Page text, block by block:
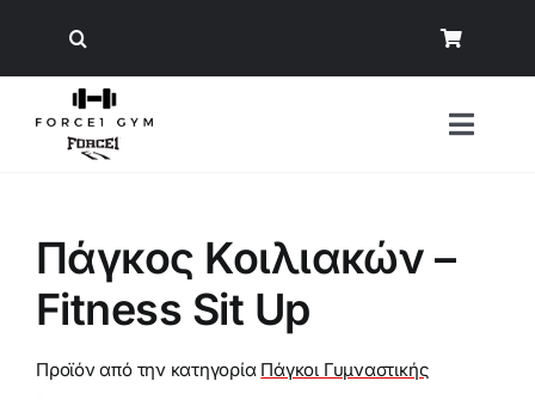
περιεχόμενο
για:
Όργανα Γυμναστικής
Εξοπλισμός Δύναμης
Πάγκος Κοιλιακών –
Fitness Sit Up
Προϊόν από την κατηγορία Πάγκοι Γυμναστικής